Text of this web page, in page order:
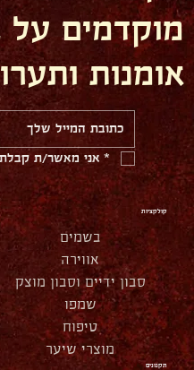
תקנונים
קולקציות
בשמים
אווירה
סבון ידיים וסבון מוצק
שמפו
טיפוח
מוצרי שיער
מוקדמים על
אומנות
* אני מאשר/ת